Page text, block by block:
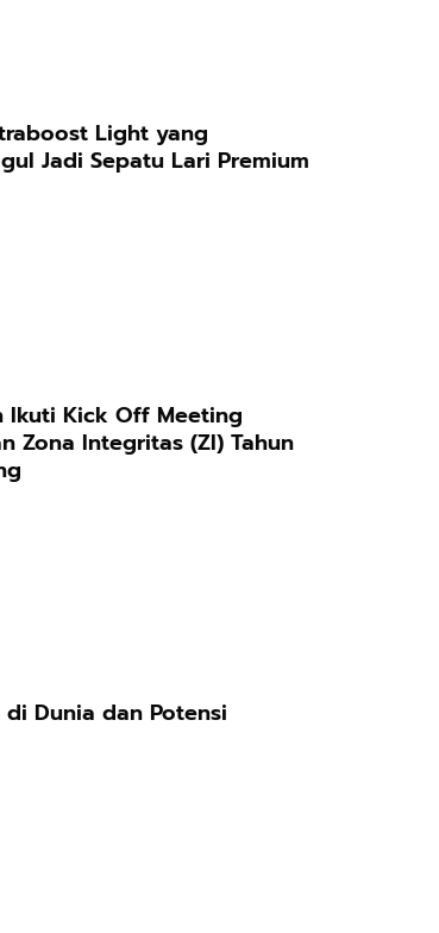
Light yang
Jadi Sepatu Lari Premium
Ikuti Kick Off Meeting
Zona Integritas (ZI) Tahun
Dunia dan Potensi